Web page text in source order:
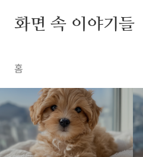
화면 속 이야기들
홈